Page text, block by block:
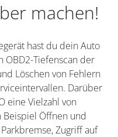
machen!
hast du dein Auto
OBD2-Tiefenscan der
Löschen von Fehlern
Darüber
eine Vielzahl von
Beispiel Öffnen und
Zugriff auf